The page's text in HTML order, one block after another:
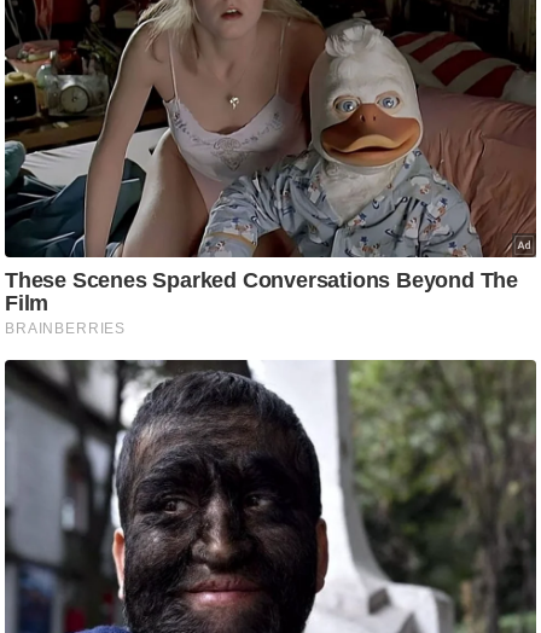
ब्यू
टी
/
फै
श
न
घ
रे
लू
नु
प
र्य
फि